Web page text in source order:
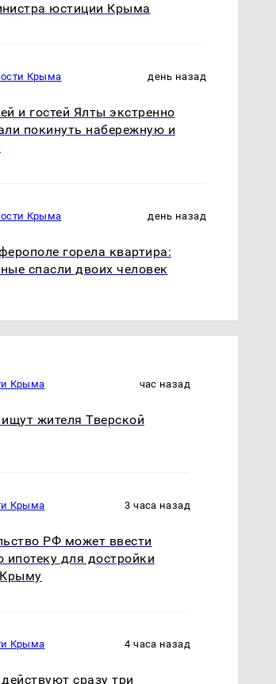
на
юстиции Крыма
Крыма день назад
и гостей Ялты экстренно
покинуть набережную и
Крыма день назад
горела квартира:
спасли двоих человек
Крыма час назад
жителя Тверской
Крыма 3 часа назад
РФ может ввести
ипотеку для достройки
Крыма 4 часа назад
сразу три